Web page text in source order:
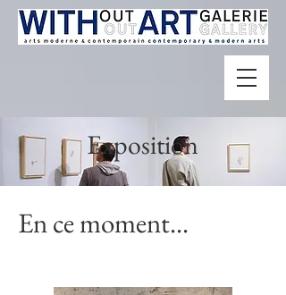
Exposition
En ce moment...